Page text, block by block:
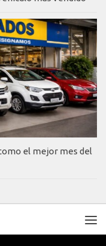
el mejor mes del